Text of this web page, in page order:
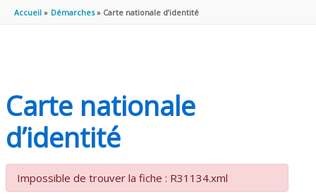
PRINCIPAL
Accueil Démarches Carte nationale d’identité
Carte nationale
d’identité
Impossible de trouver la fiche : R31134.xml